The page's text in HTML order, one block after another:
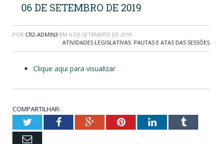
06 DE SETEMBRO DE 2019
POR CR2-ADMIN3 EM 6 DE SETEMBRO DE 2019
ATIVIDADES LEGISLATIVAS, PAUTAS E ATAS DAS SESSÕES
Clique aqui para visualizar
COMPARTILHAR:
TwitterFacebookGoogle+PinterestLinkedInTumblr
Email